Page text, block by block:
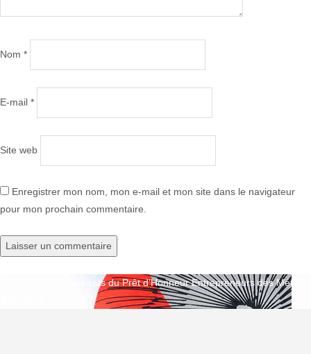
Nom *
E-mail *
Site web
Enregistrer mon nom, mon e-mail et mon site dans le navigateur
pour mon prochain commentaire.
NavigationLes lauréats du Prêt d’Honneur Entrepreneurs des Métiers